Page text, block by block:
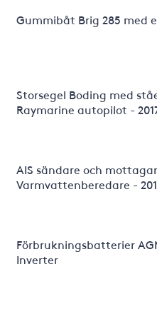
Gummibåt Brig 285 med
Storsegel Boding med
Raymarine autopilot -
AIS sändare och
Varmvattenberedare -
Förbrukningsbatterier
Inverter